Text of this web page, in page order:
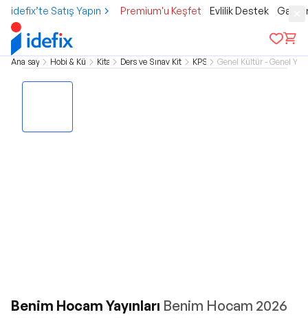
idefix’te Satış Yapın Premium'u Keşfet Evlilik Destek
Ana sayfa Hobi & KültürKitap Ders ve Sınav KitaplarıKPSS Genel Kültür - Genel
Benim Hocam Yayınları Benim Hocam 2026